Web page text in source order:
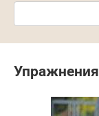
Поиск:
Упражнения